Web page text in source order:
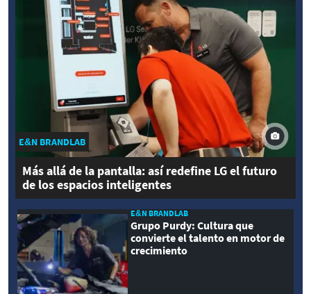
E&N BRANDLAB
Más allá de la pantalla: así redefine LG el futuro
de los espacios inteligentes
E&N BRANDLAB
Grupo Purdy: Cultura que
convierte el talento en motor de
crecimiento